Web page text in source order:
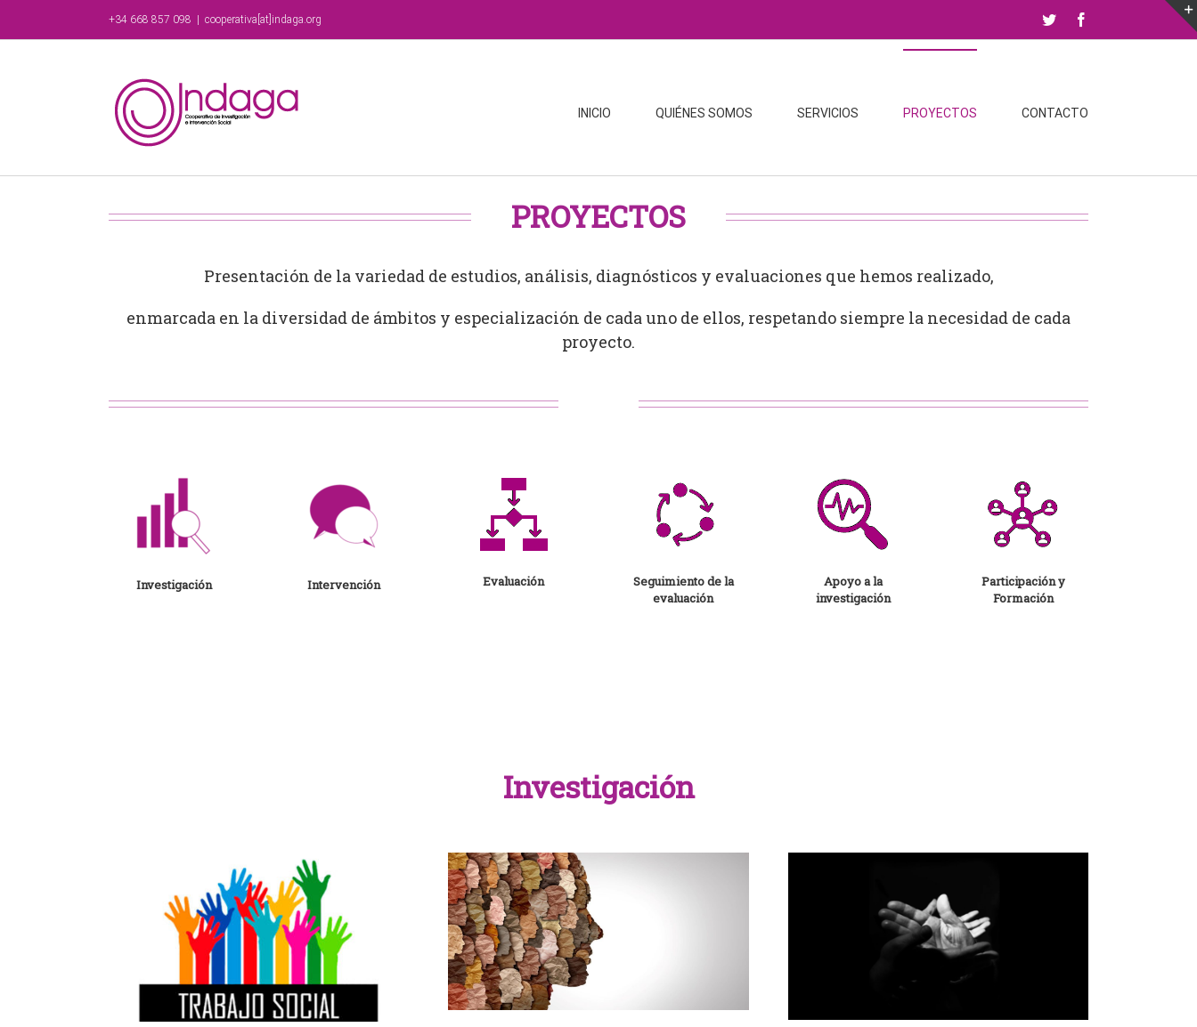
contenido
+34 668 857 098 cooperativa[at]indaga.org Twitter
INICIO QUIÉNES SOMOS SERVICIOS PROYECTOS CONTACTO
PROYECTOS
Presentación de la variedad de estudios, análisis, diagnósticos y evaluaciones que hemos realizado,
enmarcada en la diversidad de ámbitos y especialización de cada uno de ellos, respetando siempre la necesidad de cada
proyecto.
Investigación Intervención Evaluación
Seguimiento de la
evaluación
Apoyo a la
investigación
Participación y
Formación
Investigación